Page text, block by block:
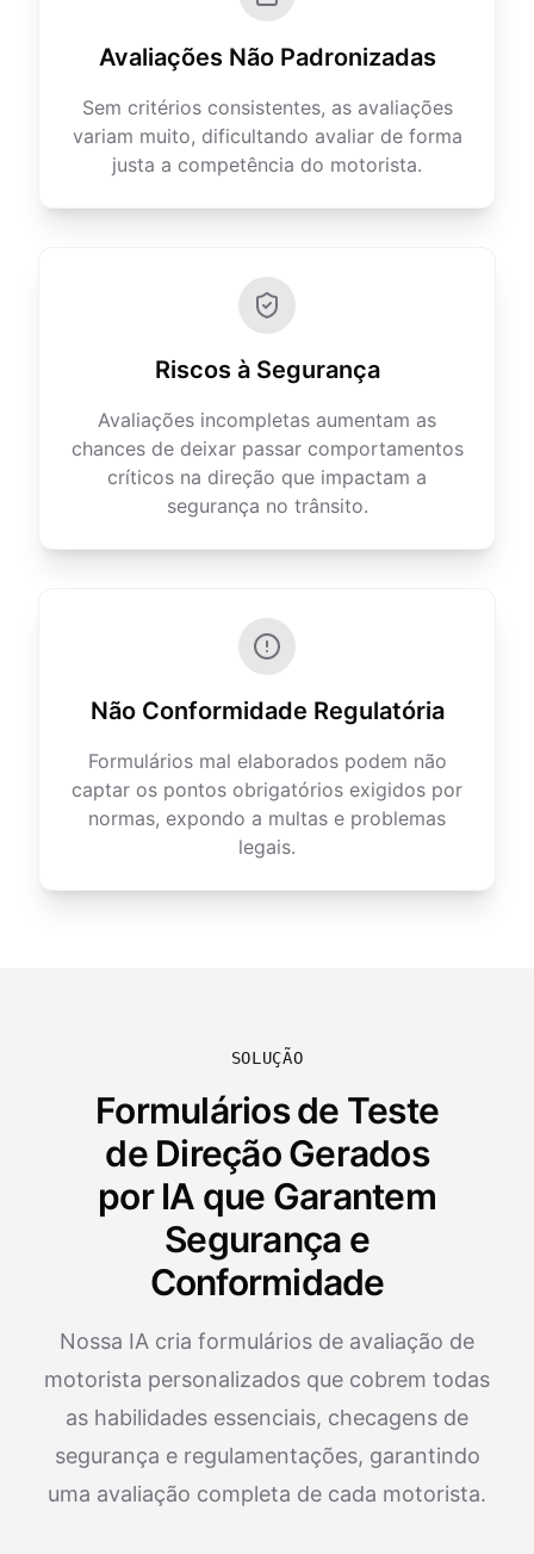
Avaliações Não Padronizadas
Sem critérios consistentes, as avaliações
variam muito, dificultando avaliar de forma
justa a competência do motorista.
Riscos à Segurança
Avaliações incompletas aumentam as
chances de deixar passar comportamentos
críticos na direção que impactam a
segurança no trânsito.
Não Conformidade Regulatória
Formulários mal elaborados podem não
captar os pontos obrigatórios exigidos por
normas, expondo a multas e problemas
legais.
SOLUÇÃO
Formulários de Teste
de Direção Gerados
por IA que Garantem
Segurança e
Conformidade
Nossa IA cria formulários de avaliação de
motorista personalizados que cobrem todas
as habilidades essenciais, checagens de
segurança e regulamentações, garantindo
uma avaliação completa de cada motorista.